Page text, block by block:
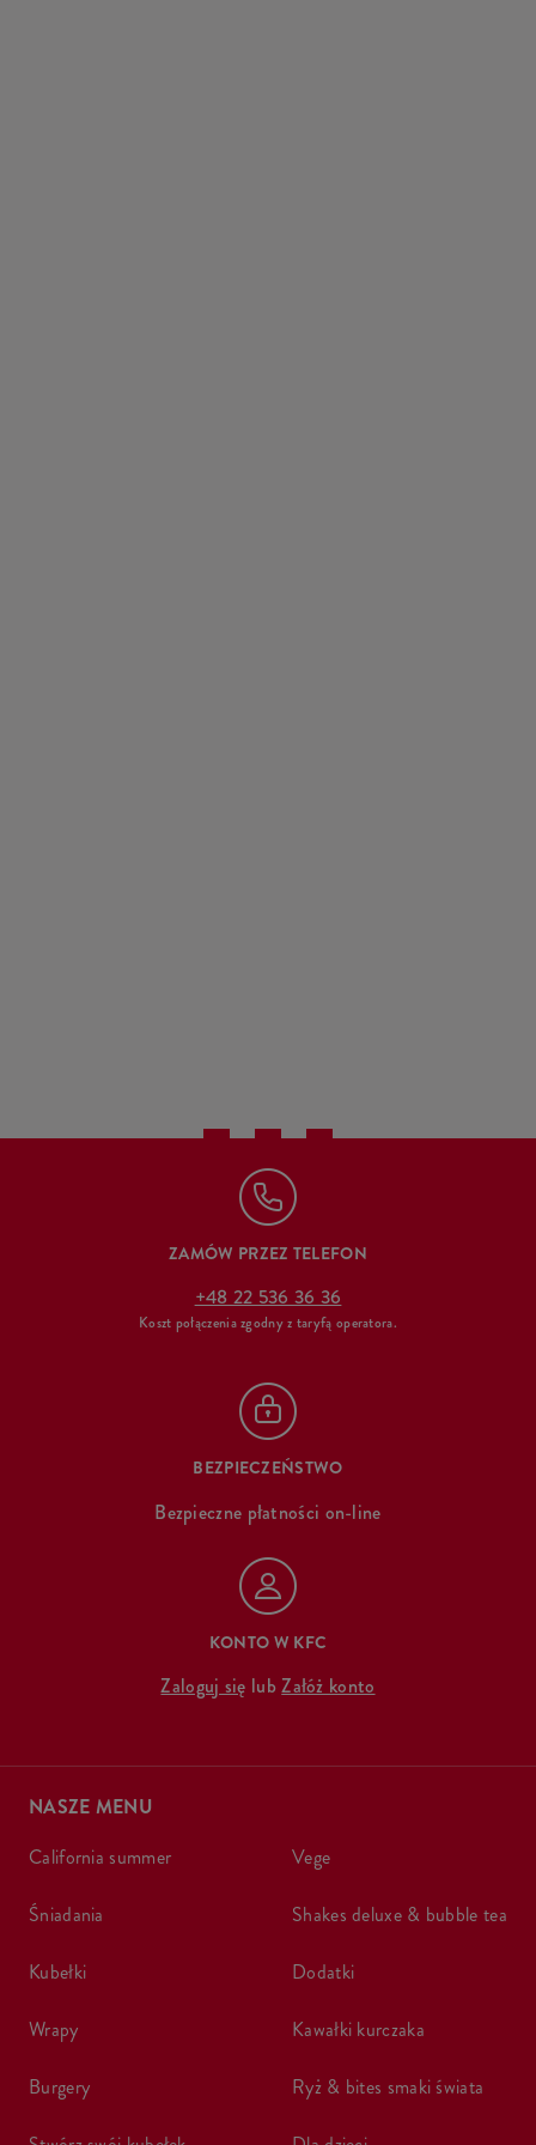
ZAMÓW PRZEZ TELEFON
+48 22 536 36 36
Koszt połączenia zgodny z taryfą operatora.
BEZPIECZEŃSTWO
Bezpieczne płatności on-line
KONTO W KFC
Zaloguj się lubZałóż konto
NASZE MENU
california summer
śniadania
kubełki
wrapy
burgery
vege
shakes deluxe & bubble tea
dodatki
kawałki kurczaka
ryż & bites smaki świata